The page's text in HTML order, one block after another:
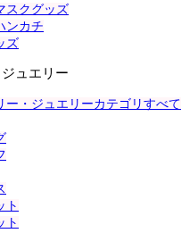
スクグッズ
ンカチ
ズ
ュエリー
ー・ジュエリーカテゴリすべて
ト
ト